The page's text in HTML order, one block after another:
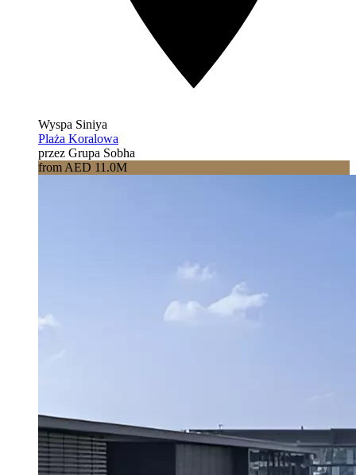
Wyspa Siniya
Plaża Koralowa
przez Grupa Sobha
from AED 11.0M